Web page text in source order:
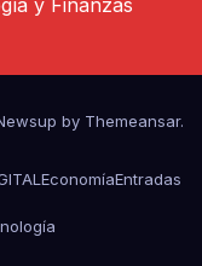
y Finanzas
by Themeansar.
EconomíaEntradas